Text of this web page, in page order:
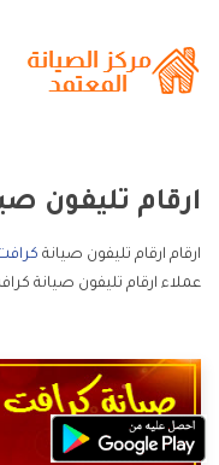
ارقام تليفون
ارقام ارقام تليفون صيانة
عملاء ارقام تليفون صيانة